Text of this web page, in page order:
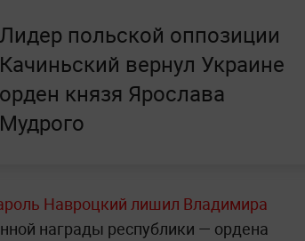
Лидер польской оппозиции
Качиньский вернул Украине
орден князя Ярослава
Мудрого
Навроцкий лишил Владимира
награды республики — ордена